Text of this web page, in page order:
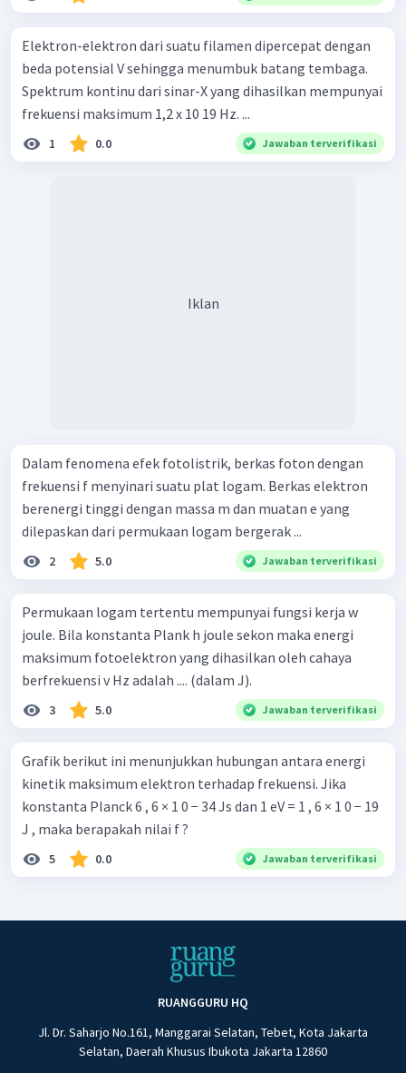
Elektron-elektron dari suatu filamen diper­cepat dengan
beda potensial V sehingga menumbuk batang tembaga.
Spektrum kontinu dari sinar-X yang dihasilkan mem­punyai
frekuensi maksimum 1,2 x 10 19 Hz. ...
1 0.0 Jawaban terverifikasi
Iklan
Dalam fenomena efek fotolistrik, berkas foton dengan
frekuensi f menyinari suatu plat logam. Berkas elektron
berenergi tinggi dengan massa m dan muatan e yang
dilepaskan dari permukaan logam bergerak ...
2 5.0 Jawaban terverifikasi
Permukaan logam tertentu mempunyai fungsi kerja w
joule. Bila konstanta Plank h joule sekon maka energi
maksimum fotoelektron yang dihasilkan oleh cahaya
berfrekuensi v Hz adalah .... (dalam J).
3 5.0 Jawaban terverifikasi
Grafik berikut ini menunjukkan hubungan antara energi
kinetik maksimum elektron terhadap frekuensi. Jika
konstanta Planck 6 , 6 × 1 0 − 34 Js dan 1 eV = 1 , 6 × 1 0 − 19
J , maka berapakah nilai f ?
5 0.0 Jawaban terverifikasi
RUANGGURU HQ
Jl. Dr. Saharjo No.161, Manggarai Selatan, Tebet, Kota Jakarta
Selatan, Daerah Khusus Ibukota Jakarta 12860